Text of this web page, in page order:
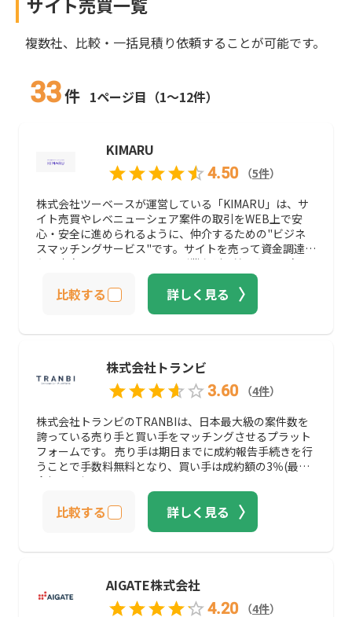
複数社、比較・一括見積り依頼することが可能です。
33件 1ページ目（1～12件）
KIMARU
4.50
（5件）
株式会社ツーベースが運営している「KIMARU」は、サ
イト売買やレベニューシェア案件の取引をWEB上で安
心・安全に進められるように、仲介するための"ビジネ
スマッチングサービス"です。サイトを売って資金調達し
たい売主と、サイトを買って副業などを始めたい買主を
マッチングさせるこのサービスは、①取引成約率が業界
水準を大きく上回る94% ②仲介手数料が業界最安値(売
却手数料:完全無料、買収手数料:1%) ③レベニューシェ
てのサイト売買の方にもおすすめのサービスと言えるで
比較する 詳しく見る
株式会社トランビ
3.60
（4件）
株式会社トランビのTRANBIは、日本最大級の案件数を
誇っている売り手と買い手をマッチングさせるプラット
フォームです。 売り手は期日までに成約報告手続きを行
うことで手数料無料となり、買い手は成約額の3％(最低
金額30万)かかります。
比較する 詳しく見る
AIGATE株式会社
4.20
（4件）